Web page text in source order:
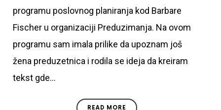
programu poslovnog planiranja kod Barbare
Fischer u organizaciji Preduzimanja. Na ovom
programu sam imala prilike da upoznam još
žena preduzetnica i rodila se ideja da kreiram
tekst gde…
READ MORE
SUBMIT
newsletter gde nastavljate da dobijate korisne